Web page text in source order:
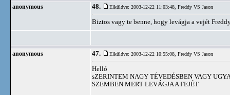
anonymous 48. Elküldve: 2003-12-22 11:03:48, Freddy VS Jason
Biztos vagy te benne, hogy levágja a vejét
anonymous 47. Elküldve: 2003-12-22 10:55:08, Freddy VS Jason
Helló
sZERINTEM NAGY TÉVEDÉSBEN VAGY
SZEMBEN MERT LEVÁGJA A FEJÉT